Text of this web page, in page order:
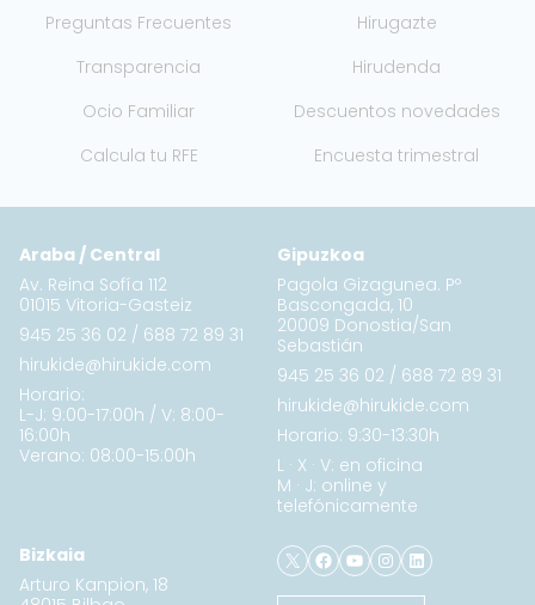
Preguntas Frecuentes
Hirugazte
Transparencia
Hirudenda
Ocio Familiar
Descuentos novedades
Calcula tu RFE
Encuesta trimestral
Araba / Central
Av. Reina Sofía 112
01015 Vitoria-Gasteiz
945 25 36 02 / 688 72 89 31
hirukide@hirukide.com
Horario:
L-J: 9:00-17:00h / V: 8:00-
16:00h
Verano: 08:00-15:00h
Gipuzkoa
Pagola Gizagunea. Pº
Bascongada, 10
20009 Donostia/San
Sebastián
945 25 36 02 / 688 72 89 31
hirukide@hirukide.com
Horario: 9:30-13:30h
L · X · V: en oficina
M · J: online y
telefónicamente
Bizkaia
Arturo Kanpion, 18
X Facebook
YouTube
Instagram
LinkedIn